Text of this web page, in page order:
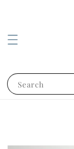
Search